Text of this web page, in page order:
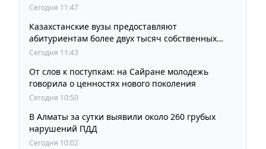
Сегодня 11:47
Казахстанские вузы предоставляют
абитуриентам более двух тысяч собственных
образовательных грантов
Сегодня 11:43
От слов к поступкам: на Сайране молодежь
говорила о ценностях нового поколения
Сегодня 10:50
В Алматы за сутки выявили около 260 грубых
нарушений ПДД
Сегодня 10:02